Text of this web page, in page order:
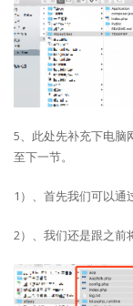
5、此处先补充下电脑
至下一节。
1）、首先我们可以
2）、我们还是跟之前